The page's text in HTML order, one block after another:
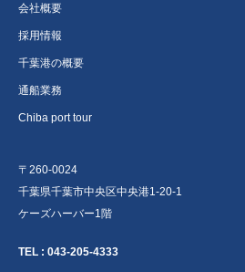
会社概要
採用情報
千葉港の概要
通船業務
Chiba port tour
〒260-0024
千葉県千葉市中央区中央港1-20-1
ケーズハーバー1階
TEL : 043-205-4333